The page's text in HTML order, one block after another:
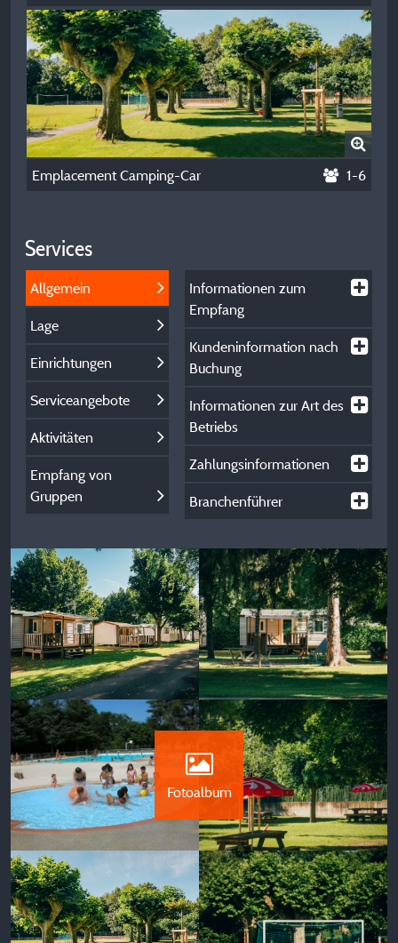
Emplacement Camping-Car 1-6
Services
Allgemein
Lage
Einrichtungen
Serviceangebote
Aktivitäten
Empfang von
Gruppen
Informationen zum
Empfang
Kundeninformation nach
Buchung
Informationen zur Art des
Betriebs
Zahlungsinformationen
Branchenführer
Fotoalbum